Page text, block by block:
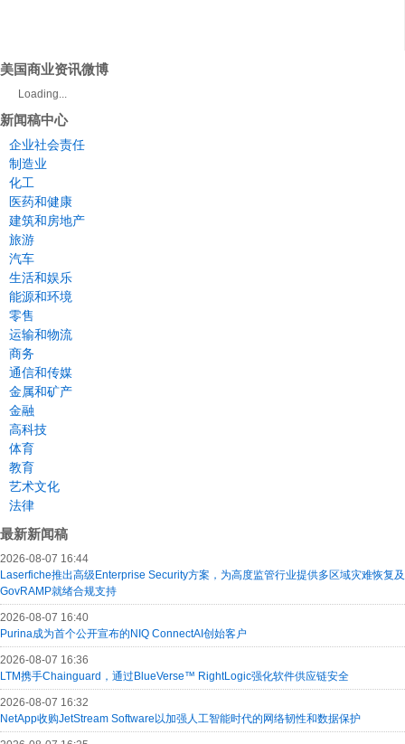
美国商业资讯微博
Loading...
新闻稿中心
企业社会责任
制造业
化工
医药和健康
建筑和房地产
旅游
汽车
生活和娱乐
能源和环境
零售
运输和物流
商务
通信和传媒
金属和矿产
金融
高科技
体育
教育
艺术文化
法律
最新新闻稿
2026-08-07 16:44
Laserfiche推出高级Enterprise Security方案，为高度监管行业提供多区域灾难恢复及
GovRAMP就绪合规支持
2026-08-07 16:40
Purina成为首个公开宣布的NIQ ConnectAI创始客户
2026-08-07 16:36
LTM携手Chainguard，通过BlueVerse™ RightLogic强化软件供应链安全
2026-08-07 16:32
NetApp收购JetStream Software以加强人工智能时代的网络韧性和数据保护